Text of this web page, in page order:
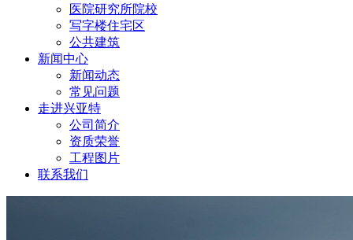
医院研究所院校
写字楼住宅区
公共建筑
新闻中心
新闻动态
常见问题
走进兴亚特
公司简介
资质荣誉
工程图片
联系我们